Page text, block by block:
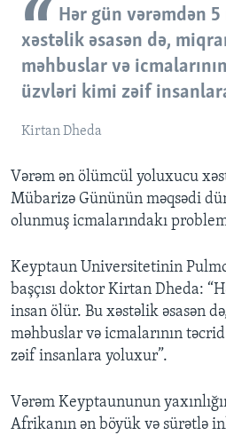
Hər gün vərəmdən
xəstəlik əsasən də,
məhbuslar və
üzvləri kimi zəif
Kirtan Dheda
Vərəm ən ölümcül yoluxucu
Mübarizə Gününün məqsədi
olunmuş icmalarındakı
Keyptaun Universitetinin
başçısı doktor Kirtan Dheda:
insan ölür. Bu xəstəlik əsasən
məhbuslar və icmalarının
zəif insanlara yoluxur”.
Vərəm Keyptaununun
Afrikanın ən böyük və sürətlə